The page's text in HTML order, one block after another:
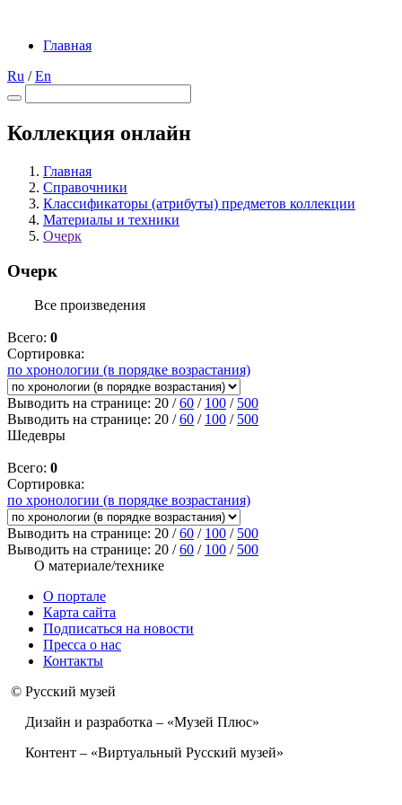
Главная
Ru /En
Коллекция онлайн
Главная
Справочники
Классификаторы (атрибуты) предметов коллекции
Материалы и техники
Очерк
Очерк
Все произведения
Всего: 0
Сортировка:
по хронологии (в порядке возрастания)
Выводить на странице: 20 /60 / 100 / 500
Выводить на странице: 20 /60 / 100 / 500
Шедевры
Всего: 0
Сортировка:
по хронологии (в порядке возрастания)
Выводить на странице: 20 /60 / 100 / 500
Выводить на странице: 20 /60 / 100 / 500
О материале/технике
О портале
Карта сайта
Подписаться на новости
Пресса о нас
Контакты
© Русский музей
Дизайн и разработка – «Музей Плюс»
Контент – «Виртуальный Русский музей»